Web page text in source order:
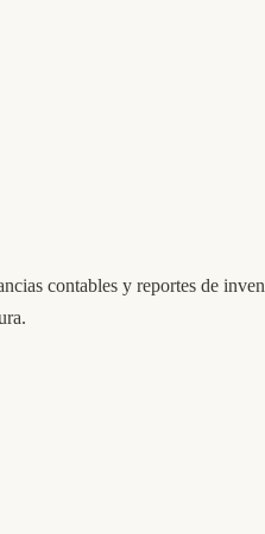
contables y reportes de